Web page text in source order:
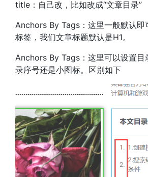
title：自己改，比如改成“文章目录”
Anchors By Tags：这里一般默认即
标签，我们文章标题默认是H1。
Anchors By Tags：这里可以设置目
录序号还是小图标。区别如下